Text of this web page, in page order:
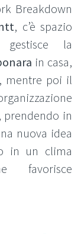
Breakdown
, c’è spazio
gestisce la
in casa,
mentre poi il
in
nuova idea
in un clima
favorisce